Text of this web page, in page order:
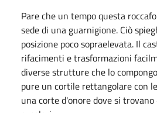
Pare che un tempo questa
sede di una guarnigione. Ciò
posizione poco sopraelevata. Il
rifacimenti e trasformazioni
diverse strutture che lo
pure un cortile rettangolare con
una corte d'onore dove si